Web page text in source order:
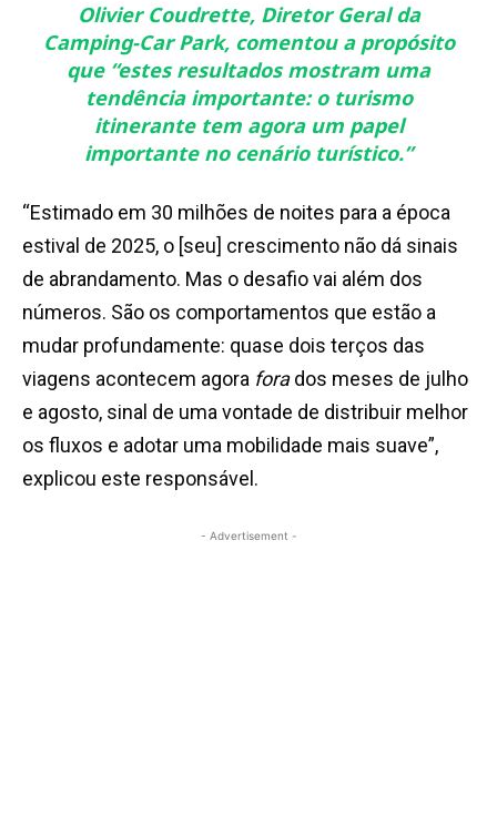
Olivier Coudrette, Diretor Geral da
Camping-Car Park, comentou a propósito
que “estes resultados mostram uma
tendência importante: o turismo
itinerante tem agora um papel
importante no cenário turístico.”
“Estimado em 30 milhões de noites para a época
estival de 2025, o [seu] crescimento não dá sinais
de abrandamento. Mas o desafio vai além dos
números. São os comportamentos que estão a
mudar profundamente: quase dois terços das
viagens acontecem agora forados meses de julho
e agosto, sinal de uma vontade de distribuir melhor
os fluxos e adotar uma mobilidade mais suave”,
explicou este responsável.
- Advertisement -